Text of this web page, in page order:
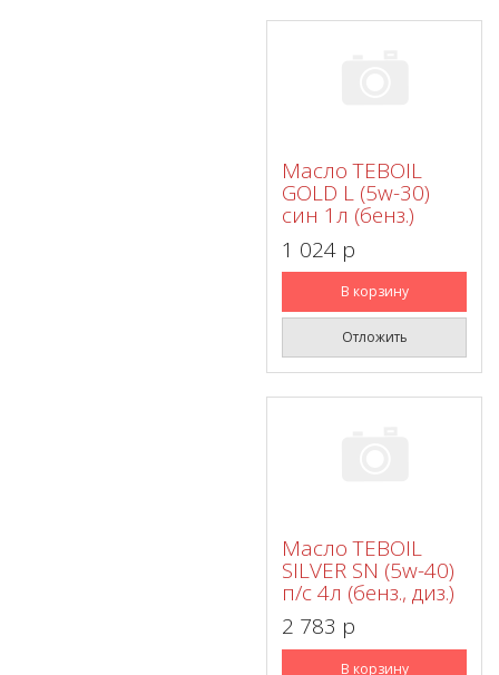
Масло TEBOIL
GOLD L (5w-30)
син 1л (бенз.)
1 024 p
В корзину
Отложить
Масло TEBOIL
SILVER SN (5w-40)
п/с 4л (бенз., диз.)
2 783 p
В корзину